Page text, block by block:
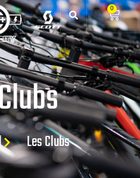
0
Les Clubs